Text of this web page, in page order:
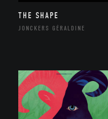
THE SHAPE
JONCKERS GÉRALDINE